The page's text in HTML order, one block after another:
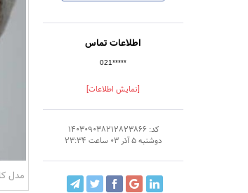
اطلاعات تماس
021*****
[نمایش اطلاعات]
کد: 140309038212823866
دوشنبه 5 آذر 03 ساعت 23:34
مدل